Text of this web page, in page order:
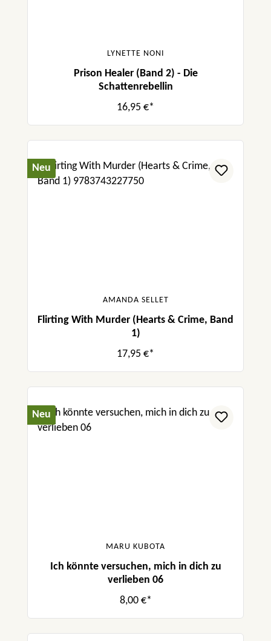
LYNETTE NONI
Prison Healer (Band 2) - Die
Schattenrebellin
16,95 €*
Neu
AMANDA SELLET
Flirting With Murder (Hearts & Crime, Band
1)
17,95 €*
Neu
MARU KUBOTA
Ich könnte versuchen, mich in dich zu
verlieben 06
8,00 €*